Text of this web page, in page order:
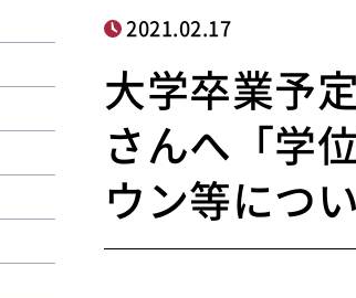
2021.02.17
大学卒業予
さんへ「学
ウン等につい